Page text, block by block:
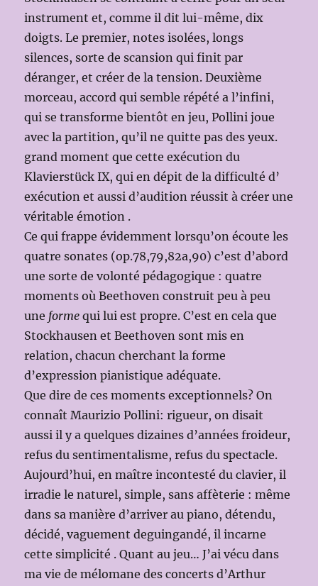
instrument et, comme il dit lui-même, dix
doigts. Le premier, notes isolées, longs
silences, sorte de scansion qui finit par
déranger, et créer de la tension. Deuxième
morceau, accord qui semble répété a l’infini,
qui se transforme bientôt en jeu, Pollini joue
avec la partition, qu’il ne quitte pas des yeux.
grand moment que cette exécution du
Klavierstück IX, qui en dépit de la difficulté d’
exécution et aussi d’audition réussit à créer une
véritable émotion .
Ce qui frappe évidemment lorsqu’on écoute les
quatre sonates (op.78,79,82a,90) c’est d’abord
une sorte de volonté pédagogique : quatre
moments où Beethoven construit peu à peu
une forme qui lui est propre. C’est en cela que
Stockhausen et Beethoven sont mis en
relation, chacun cherchant la forme
d’expression pianistique adéquate.
Que dire de ces moments exceptionnels? On
connaît Maurizio Pollini: rigueur, on disait
aussi il y a quelques dizaines d’années froideur,
refus du sentimentalisme, refus du spectacle.
Aujourd’hui, en maître incontesté du clavier, il
irradie le naturel, simple, sans affèterie : même
dans sa manière d’arriver au piano, détendu,
décidé, vaguement deguingandé, il incarne
cette simplicité . Quant au jeu… J’ai vécu dans
ma vie de mélomane des concerts d’Arthur